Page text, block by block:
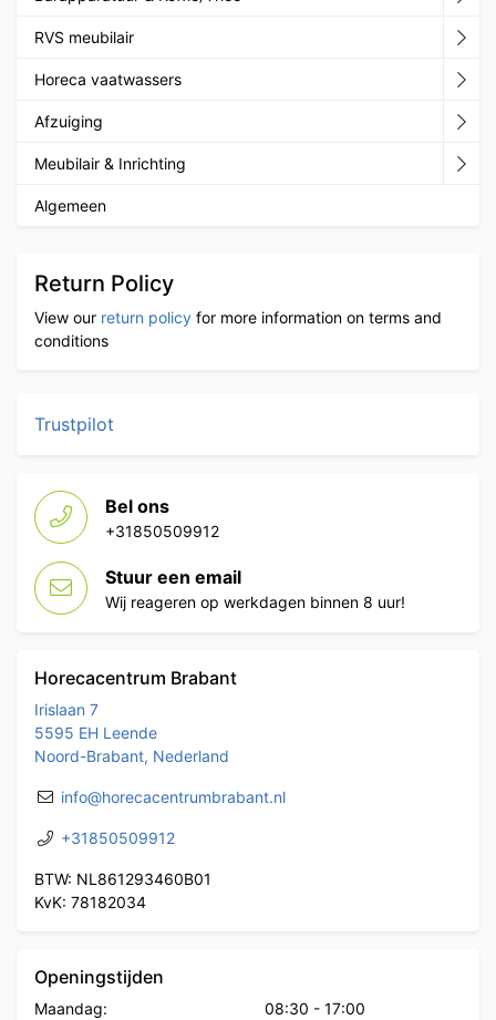
RVS meubilair
Horeca vaatwassers
Afzuiging
Meubilair & Inrichting
Algemeen
Return Policy
View our return policy for more information on terms and
conditions
Trustpilot
Bel ons
+31850509912
Stuur een email
Wij reageren op werkdagen binnen 8 uur!
Horecacentrum Brabant
Irislaan 7
5595 EH Leende
Noord-Brabant, Nederland
info@horecacentrumbrabant.nl
+31850509912
BTW: NL861293460B01
KvK: 78182034
Openingstijden
Maandag: 08:30 - 17:00